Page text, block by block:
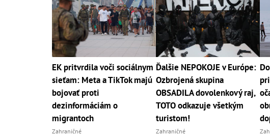
EK pritvrdila voči sociálnym
sieťam: Meta a TikTok majú
bojovať proti
dezinformáciám o
migrantoch
Zahraničné
Ďalšie NEPOKOJE v Európe:
Ozbrojená skupina
OBSADILA dovolenkový raj,
TOTO odkazuje všetkým
turistom!
Zahraničné